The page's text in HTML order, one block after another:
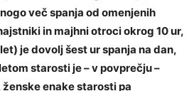
več spanja od omenjenih
in majhni otroci okrog 10 ur,
je dovolj šest ur spanja na dan,
starosti je – v povprečju –
enake starosti pa